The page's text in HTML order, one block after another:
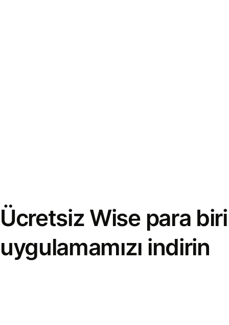
Ücretsiz Wise para
uygulamamızı indirin